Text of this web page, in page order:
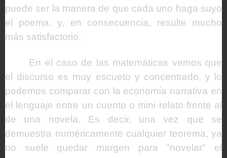
puede ser la manera de que cada uno haga suyo
el poema, y, en consecuencia, resulte mucho
más satisfactorio.
En el caso de las matemáticas vemos que
el discurso es muy escueto y concentrado, y lo
podemos comparar con la economía narrativa en
el lenguaje entre un cuento o mini relato frente al
de una novela. Es decir, una vez que se
demuestra numéricamente cualquier teorema, ya
no suele quedar margen para "novelar" el